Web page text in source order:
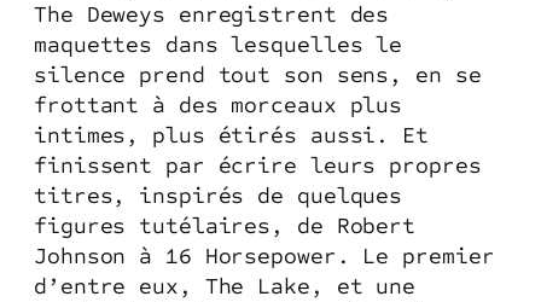
The Deweys enregistrent des
maquettes dans lesquelles le
silence prend tout son sens, en se
frottant à des morceaux plus
intimes, plus étirés aussi. Et
finissent par écrire leurs propres
titres, inspirés de quelques
figures tutélaires, de Robert
Johnson à 16 Horsepower. Le premier
d’entre eux, The Lake, et une